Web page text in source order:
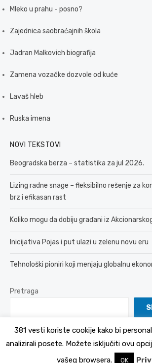
Mleko u prahu - posno?
Zajednica saobraćajnih škola
Jadran Malkovich biografija
Zamena vozačke dozvole od kuće
Lavaš hleb
Ruska imena
NOVI TEKSTOVI
Beogradska berza – statistika za jul 2026.
Lizing radne snage – fleksibilno rešenje za
brz i efikasan rast
Koliko mogu da dobiju građani iz
Inicijativa Pojas i put ulazi u zelenu novu eru
Tehnološki pioniri koji menjaju globalnu
Pretraga
Politika
381 vesti koriste cookije kako bi
analizirali posete. Možete isključiti ovu
vašeg browsera.
OK